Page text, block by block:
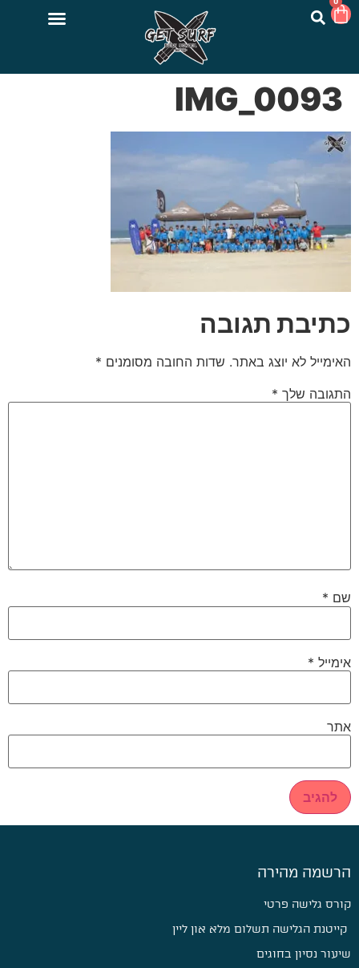
IMG_0093
כתיבת תגובה
האימייל לא יוצג באתר. שדות החובה מסומנים *
התגובה שלך *
שם *
אימייל *
אתר
הרשמה מהירה
קורס גלישה פרטי
קייטנת הגלישה תשלום מלא און ליין
שיעור נסיון בחוגים